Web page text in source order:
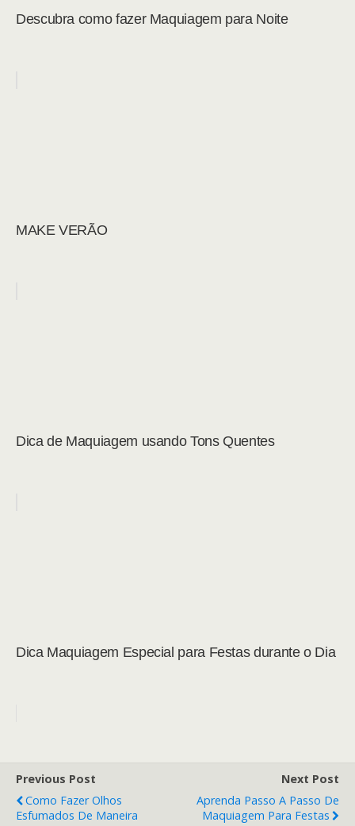
Descubra como fazer Maquiagem para Noite
MAKE VERÃO
Dica de Maquiagem usando Tons Quentes
Dica Maquiagem Especial para Festas durante o Dia
Previous Post
Como Fazer Olhos
Esfumados De Maneira
Next Post
Aprenda Passo A Passo De
Maquiagem Para Festas